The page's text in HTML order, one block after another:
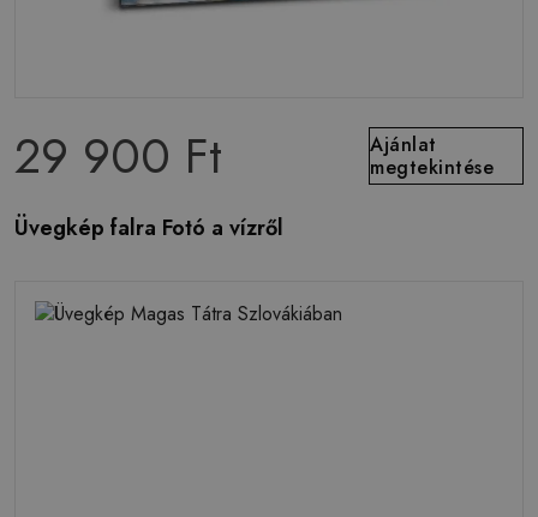
29 900 Ft
Ajánlat
megtekintése
Üvegkép falra Fotó a vízről